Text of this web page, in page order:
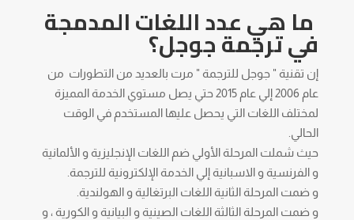
ما هي عدد اللغات المدمجة
في ترجمة جوجل؟
إن تقنية " جوجل للترجمة " مرت بالعديد من التطورات من
عام 2006 إلي عام 2015 حتي يصل مستوي الخدمة المميزة
لمختلف اللغات التي يحصل عليها المستخدم في الوقت
الحالي.
حيث شملت المرحلة الأولي ضم اللغات الإنجليزية و الألمانية
و الفرنسية و الاسبانية إلي الخدمة الإلكترونية للترجمة.
و ضمت المرحلة الثانية اللغات البرتغالية و الهولندية.
و ضمت المرحلة الثالثة اللغات الصينية و البيانية و الكورية ، و